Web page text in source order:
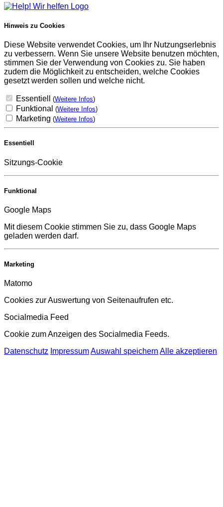
Hinweis zu Cookies
Diese Website verwendet Cookies, um Ihr Nutzungserlebnis
zu verbessern. Wenn Sie unsere Website benutzen möchten,
stimmen Sie der Verwendung von Cookies zu. Sie haben
zudem die Möglichkeit zu entscheiden, welche Cookies
gesetzt werden sollen und welche nicht.
Essentiell (Weitere Infos)
Funktional (Weitere Infos)
Marketing (Weitere Infos)
Essentiell
Sitzungs-Cookie
Funktional
Google Maps
Mit diesem Cookie stimmen Sie zu, dass Google Maps
geladen werden darf.
Marketing
Matomo
Cookies zur Auswertung von Seitenaufrufen etc.
Socialmedia Feed
Cookie zum Anzeigen des Socialmedia Feeds.
Datenschutz ImpressumAuswahl speichern Alle akzeptieren